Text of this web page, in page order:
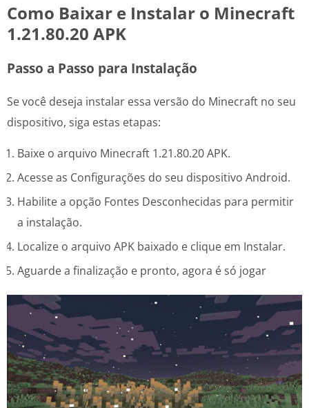
Como Baixar e Instalar o Minecraft
1.21.80.20 APK
Passo a Passo para Instalação
Se você deseja instalar essa versão do Minecraft no seu
dispositivo, siga estas etapas:
Baixe o arquivo Minecraft 1.21.80.20 APK.
Acesse as Configurações do seu dispositivo Android.
Habilite a opção Fontes Desconhecidas para permitir
a instalação.
Localize o arquivo APK baixado e clique em Instalar.
Aguarde a finalização e pronto, agora é só jogar